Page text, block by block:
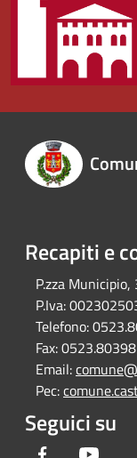
Recapiti e
P.zza Municipio,
P.Iva:
Telefono:
Fax:
Email:
Pec:
Seguici su